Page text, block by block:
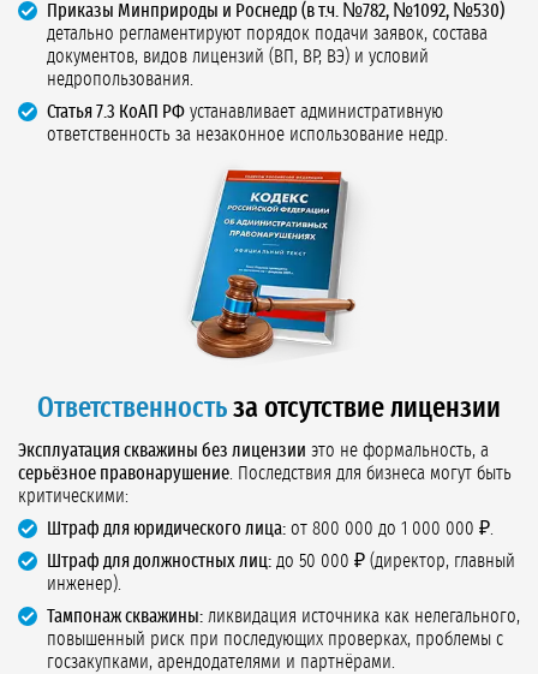
Приказы Минприроды и Роснедр (в т.ч. №782, №1092, №530)
детально регламентируют порядок подачи заявок, состава
документов, видов лицензий (ВП, ВР, ВЭ) и условий
недропользования.
Статья 7.3 КоАП РФ устанавливает административную
ответственность за незаконное использование недр.
Ответственность за отсутствие лицензии
Эксплуатация скважины без лицензии это не формальность, а
серьёзное правонарушение . Последствия для бизнеса могут быть
критическими:
Штраф для юридического лица: от 800 000 до 1 000 000 ₽.
Штраф для должностных лиц: до 50 000 ₽ (директор, главный
инженер).
Тампонаж скважины: ликвидация источника как нелегального,
повышенный риск при последующих проверках, проблемы с
госзакупками, арендодателями и партнёрами.